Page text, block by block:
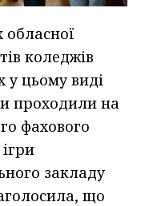
коледжів
у цьому виді
проходили на
фахового
закладу
що